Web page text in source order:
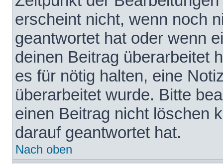
erscheint nicht, wenn noch
geantwortet hat oder wenn
deinen Beitrag überarbeitet
es für nötig halten, eine
überarbeitet wurde. Bitte
einen Beitrag nicht löschen
darauf geantwortet hat.
Nach oben